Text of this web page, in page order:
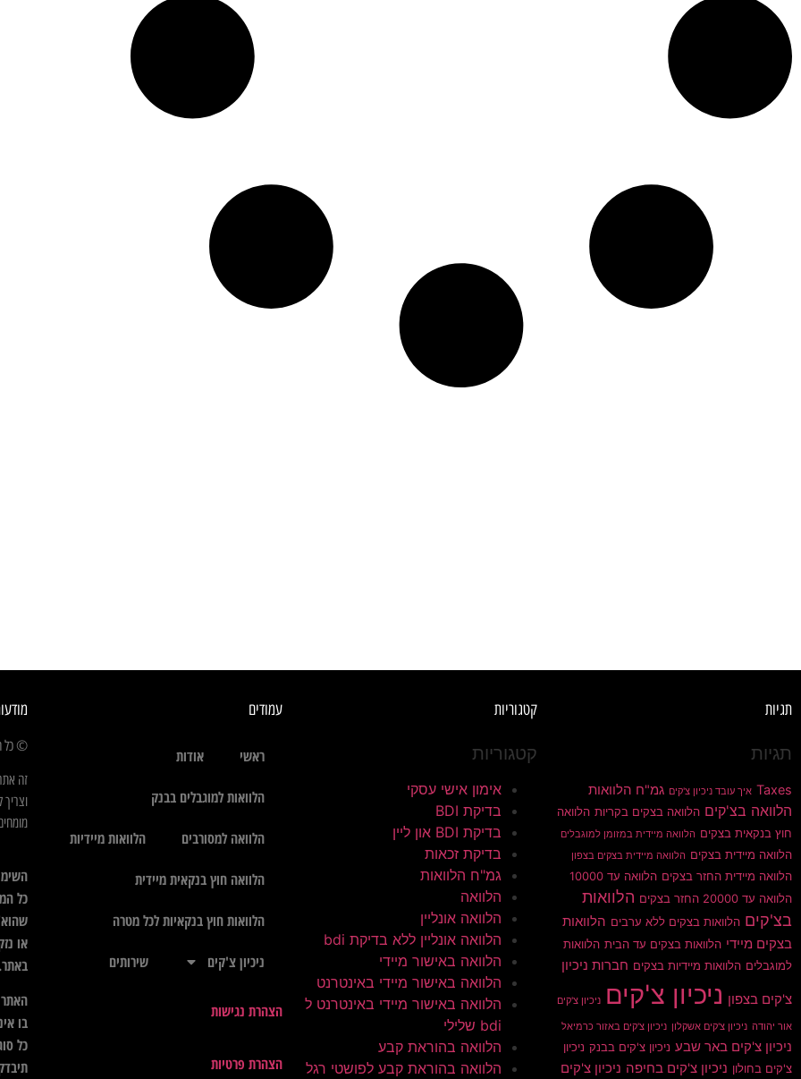
תגיות
תגיות
Taxes איך עובד ניכיון צ'קים גמ"ח הלוואות
הלוואה בצ'קים הלוואה בצקים בקריות הלוואה
חוץ בנקאית בצקים הלוואה מיידית במזומן למוגבלים
הלוואה מיידית בצקים הלוואה מיידית בצקים בצפון
הלוואה מיידית החזר בצקים הלוואה עד 10000
הלוואה עד 20000 החזר בצקים
הלוואות
בצ'קים הלוואות בצקים ללא ערבים הלוואות
בצקים מיידי הלוואות בצקים עד הבית הלוואות
למוגבלים הלוואות מיידיות בצקים חברות ניכיון
צ'קים בצפון ניכיון צ'קים ניכיון צ'קים
אור יהודה ניכיון צ'קים אשקלון ניכיון צ'קים באזור כרמיאל
ניכיון צ'קים באר שבע ניכיון צ'קים בבנק ניכיון
צ'קים בחולון ניכיון צ'קים בחיפה ניכיון צ'קים
קטגוריות
קטגוריות
אימון אישי עסקי
בדיקת BDI
בדיקת BDI און ליין
בדיקת זכאות
גמ"ח הלוואות
הלוואה
הלוואה אונליין
הלוואה אונליין ללא בדיקת bdi
הלוואה באישור מיידי
הלוואה באישור מיידי באינטרנט
הלוואה באישור מיידי באינטרנט ל
bdi שלילי
הלוואה בהוראת קבע
הלוואה בהוראת קבע לפושטי רגל
עמודים
ראשי אודות
הלוואות למוגבלים בבנק
הלוואה למסורבים הלוואות מיידיות
הלוואה חוץ בנקאית מיידית
הלוואות חוץ בנקאיות לכל מטרה
ניכיון צ'קים שירותים
הצהרת נגישות
הצהרת פרטיות
© כל
זה
כל
או
האתר
בו
כל